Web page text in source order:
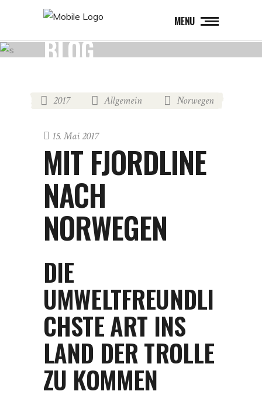
MENU
BLOG
2017 Allgemein Norwegen
15. Mai 2017
MIT FJORDLINE
NACH
NORWEGEN
DIE
UMWELTFREUNDLI
CHSTE ART INS
LAND DER TROLLE
ZU KOMMEN